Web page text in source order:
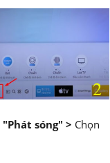
"Phát sóng" > Chọn